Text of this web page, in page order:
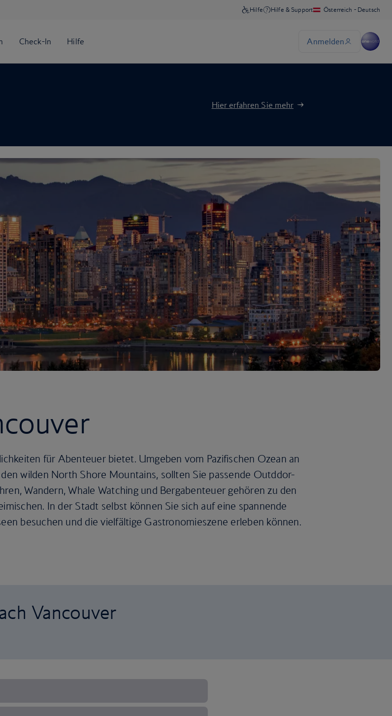
Hier erfahren Sie mehr
für Abenteuer bietet. Umgeben vom Pazifischen Ozean an
wilden North Shore Mountains, sollten Sie passende Outddor-
Wandern, Whale Watching und Bergabenteuer gehören zu den
In der Stadt selbst können Sie sich auf eine spannende
besuchen und die vielfältige Gastronomieszene erleben können.
Vancouver